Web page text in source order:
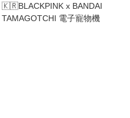
🇰🇷BLACKPINK x BANDAI
TAMAGOTCHI 電子寵物機